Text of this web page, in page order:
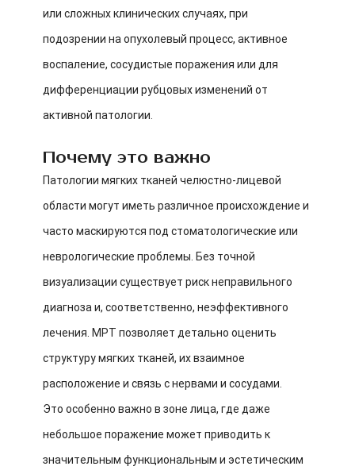
или сложных клинических случаях, при
подозрении на опухолевый процесс, активное
воспаление, сосудистые поражения или для
дифференциации рубцовых изменений от
активной патологии.
Почему это важно
Патологии мягких тканей челюстно-лицевой
области могут иметь различное происхождение и
часто маскируются под стоматологические или
неврологические проблемы. Без точной
визуализации существует риск неправильного
диагноза и, соответственно, неэффективного
лечения. МРТ позволяет детально оценить
структуру мягких тканей, их взаимное
расположение и связь с нервами и сосудами.
Это особенно важно в зоне лица, где даже
небольшое поражение может приводить к
значительным функциональным и эстетическим